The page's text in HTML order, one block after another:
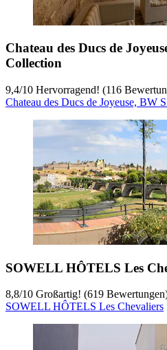
Chateau des Ducs de
Collection
9,4/10 Hervorragend! (116
Chateau des Ducs de Joyeuse, BW
SOWELL HÔTELS Les
8,8/10 Großartig! (619
SOWELL HÔTELS Les Chevaliers